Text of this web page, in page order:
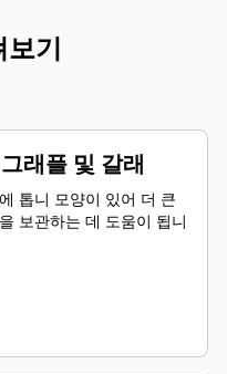
기
래플 및 갈래
톱니 모양이 있어 더 큰
보관하는 데 도움이 됩니